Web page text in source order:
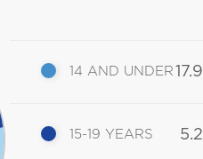
14 AND UNDER
15-19 YEARS